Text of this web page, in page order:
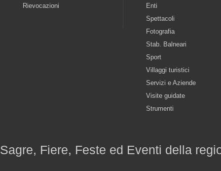
Rievocazioni
Enti
Spettacoli
Fotografia
Stab. Balneari
Sport
Villaggi turistici
Servizi e Aziende
Visite guidate
Strumenti
Sagre, Fiere, Feste ed Eventi della